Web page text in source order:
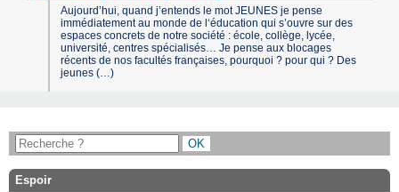
Aujourd’hui, quand j’entends le mot JEUNES je pense
immédiatement au monde de l‘éducation qui s’ouvre sur des
espaces concrets de notre société : école, collège, lycée,
université, centres spécialisés… Je pense aux blocages
récents de nos facultés françaises, pourquoi ? pour qui ? Des
jeunes (…)
Espoir